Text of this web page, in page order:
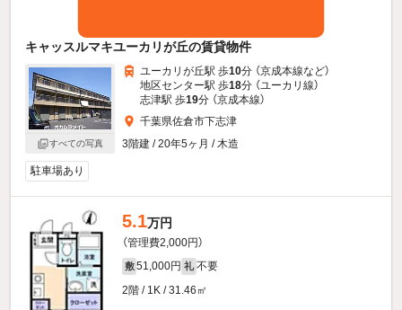
キャッスルマキユーカリが丘の賃貸物件
すべての写真
ユーカリが丘駅 歩10分 （京成本線など）
地区センター駅 歩18分 （ユーカリ線）
志津駅 歩19分 （京成本線）
千葉県佐倉市下志津
3階建 / 20年5ヶ月 / 木造
駐車場あり
5.1万円
（管理費2,000円）
敷 51,000円 礼 不要
2階 / 1K / 31.46㎡